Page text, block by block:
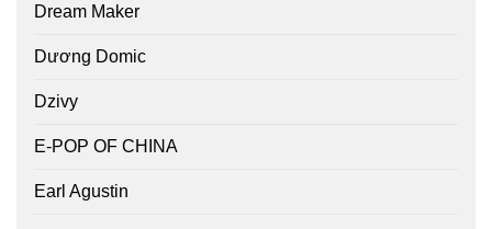
Dream Maker
Dương Domic
Dzivy
E-POP OF CHINA
Earl Agustin